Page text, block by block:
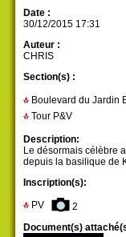
Date :
30/12/2015 17:31
Auteur :
CHRIS
Section(s) :
Boulevard du Jardin
Tour P&V
Description:
Le désormais célèbre
depuis la basilique de
Inscription(s):
PV
2
Document(s)